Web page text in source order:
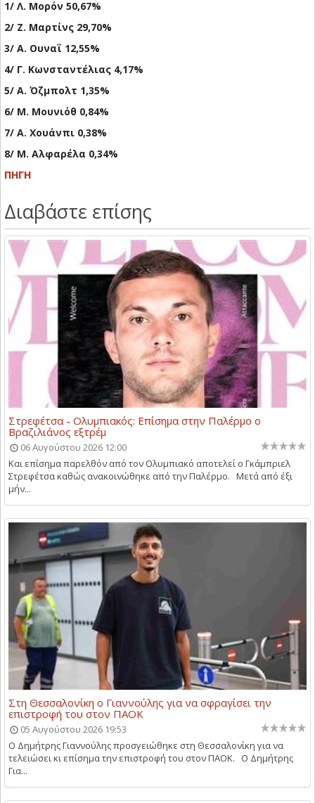
1/ Λ. Μορόν 50,67%
2/ Ζ. Μαρτίνς 29,70%
3/ Α. Ουναΐ 12,55%
4/ Γ. Κωνσταντέλιας 4,17%
5/ Α. Όζμπολτ 1,35%
6/ Μ. Μουνιόθ 0,84%
7/ Α. Χουάνπι 0,38%
8/ Μ. Αλφαρέλα 0,34%
ΠΗΓΗ
Διαβάστε επίσης
Στρεφέτσα - Ολυμπιακός: Επίσημα στην Παλέρμο ο
Βραζιλιάνος εξτρέμ
06 Αυγούστου 2026 12:00
Και επίσημα παρελθόν από τον Ολυμπιακό αποτελεί ο Γκάμπριελ
Στρεφέτσα καθώς ανακοινώθηκε από την Παλέρμο. Μετά από έξι
μήν...
Στη Θεσσαλονίκη ο Γιαννούλης για να σφραγίσει την
επιστροφή του στον ΠΑΟΚ
05 Αυγούστου 2026 19:53
Ο Δημήτρης Γιαννούλης προσγειώθηκε στη Θεσσαλονίκη για να
τελειώσει κι επίσημα την επιστροφή του στον ΠΑΟΚ. Ο Δημήτρης
Για...